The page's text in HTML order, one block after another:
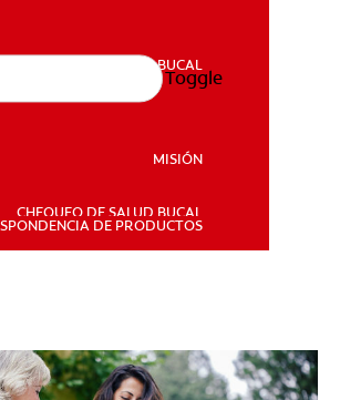
SALUD BUCAL
SALUD BUCAL
MISIÓN
CHEQUEO DE SALUD BUCAL
DE PRODUCTOS
Toggle
La Encía: Qué
Saber